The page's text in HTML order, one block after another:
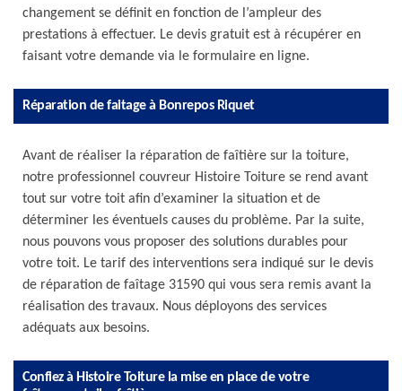
changement se définit en fonction de l’ampleur des
prestations à effectuer. Le devis gratuit est à récupérer en
faisant votre demande via le formulaire en ligne.
Réparation de faitage à Bonrepos Riquet
Avant de réaliser la réparation de faîtière sur la toiture,
notre professionnel couvreur Histoire Toiture se rend avant
tout sur votre toit afin d’examiner la situation et de
déterminer les éventuels causes du problème. Par la suite,
nous pouvons vous proposer des solutions durables pour
votre toit. Le tarif des interventions sera indiqué sur le devis
de réparation de faîtage 31590 qui vous sera remis avant la
réalisation des travaux. Nous déployons des services
adéquats aux besoins.
Confiez à Histoire Toiture la mise en place de votre